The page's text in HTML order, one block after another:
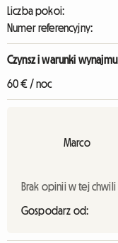
Liczba pokoi:
Numer referencyjny:
Czynsz i warunki wynajmu
60 € / noc
Marco
Brak opinii w tej chwili
Gospodarz od: